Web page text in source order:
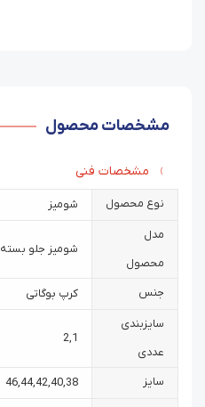
مشخصات محصول
مشخصات فنی
نوع محصول شومیز
مدل
محصول
شومیز جلو بسته
جنس کرپ بوگاتی
سایزبندی
عددی
1
,
2
سایز 38
,
40
,
42
,
44
,
46